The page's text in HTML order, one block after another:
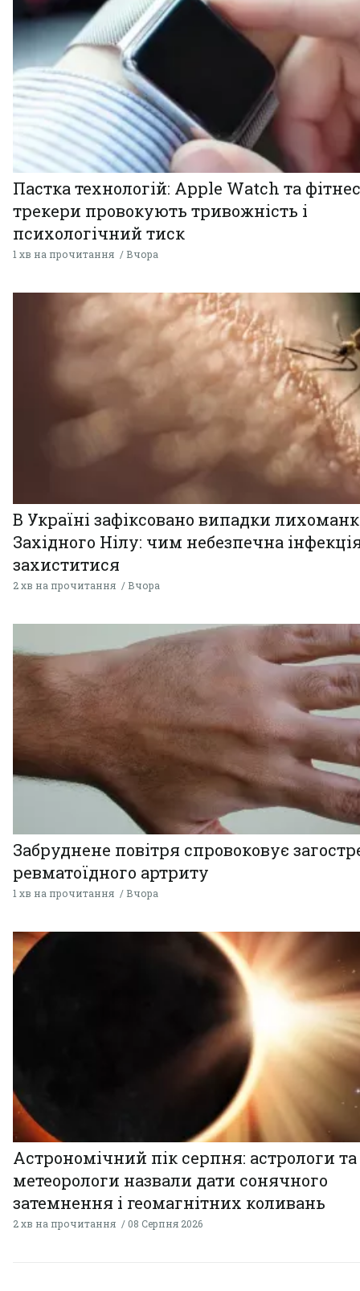
Пастка технологій: Apple Watch та
трекери провокують тривожність і
психологічний тиск
1 хв на прочитання Вчора
В Україні зафіксовано випадки
Західного Нілу: чим небезпечна
захиститися
2 хв на прочитання Вчора
Забруднене повітря спровоковує
ревматоїдного артриту
1 хв на прочитання Вчора
Астрономічний пік серпня: астрологи та
метеорологи назвали дати сонячного
затемнення і геомагнітних коливань
2 хв на прочитання 08 Серпня 2026